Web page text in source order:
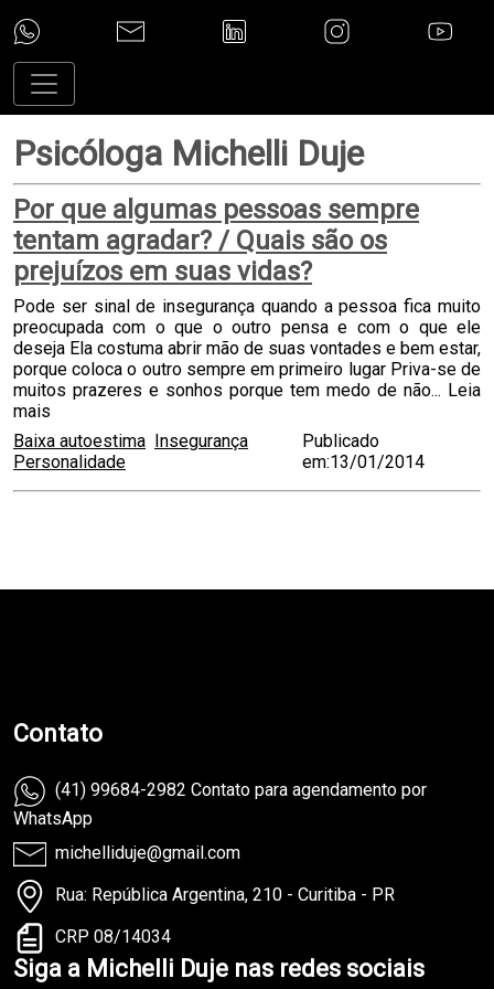
Psicóloga Michelli Duje
Por que algumas pessoas sempre
tentam agradar? / Quais são os
prejuízos em suas vidas?
Pode ser sinal de insegurança quando a pessoa fica muito
preocupada com o que o outro pensa e com o que ele
deseja Ela costuma abrir mão de suas vontades e bem estar,
porque coloca o outro sempre em primeiro lugar Priva-se de
muitos prazeres e sonhos porque tem medo de não... Leia
mais
Baixa autoestima Insegurança
Personalidade
Publicado
em:13/01/2014
Contato
(41) 99684-2982 Contato para agendamento por
WhatsApp
michelliduje@gmail.com
Rua: República Argentina, 210 - Curitiba - PR
CRP 08/14034
Siga a Michelli Duje nas redes sociais